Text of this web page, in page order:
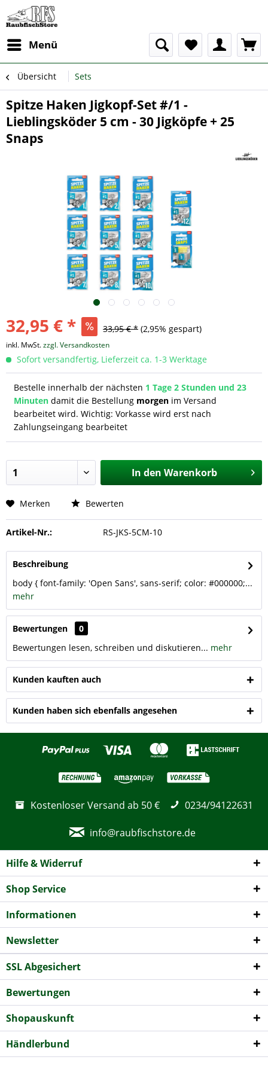
Menü
Übersicht Sets
Spitze Haken Jigkopf-Set #/1 -
Lieblingsköder 5 cm - 30 Jigköpfe + 25
Snaps
32,95 € * 33,95 € * (2,95% gespart)
inkl. MwSt.zzgl. Versandkosten
Sofort versandfertig, Lieferzeit ca. 1-3 Werktage
Bestelle innerhalb der nächsten 1 Tage 2 Stunden und 23
Minuten damit die Bestellung morgen im Versand
bearbeitet wird. Wichtig: Vorkasse wird erst nach
Zahlungseingang bearbeitet
In den Warenkorb
Merken Bewerten
Artikel-Nr.: RS-JKS-5CM-10
Beschreibung
body { font-family: 'Open Sans', sans-serif; color: #000000;...
mehr
Bewertungen
0
Bewertungen lesen, schreiben und diskutieren... mehr
Kunden kauften auch
Kunden haben sich ebenfalls angesehen
Kostenloser Versand ab 50 € 0234/94122631
info@raubfischstore.de
Hilfe & Widerruf
Shop Service
Informationen
Newsletter
SSL Abgesichert
Bewertungen
Shopauskunft
Händlerbund